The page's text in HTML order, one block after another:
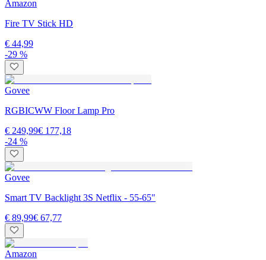
Amazon
Fire TV Stick HD
€ 44,99
-29 %
Govee
RGBICWW Floor Lamp Pro
€ 249,99€ 177,18
-24 %
Govee
Smart TV Backlight 3S Netflix - 55-65"
€ 89,99€ 67,77
Amazon